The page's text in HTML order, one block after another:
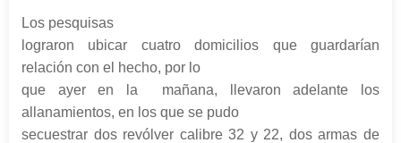
Los pesquisas
lograron ubicar cuatro domicilios que guardarían
relación con el hecho, por lo
que ayer en la mañana, llevaron adelante los
allanamientos, en los que se pudo
secuestrar dos revólver calibre 32 y 22, dos armas de